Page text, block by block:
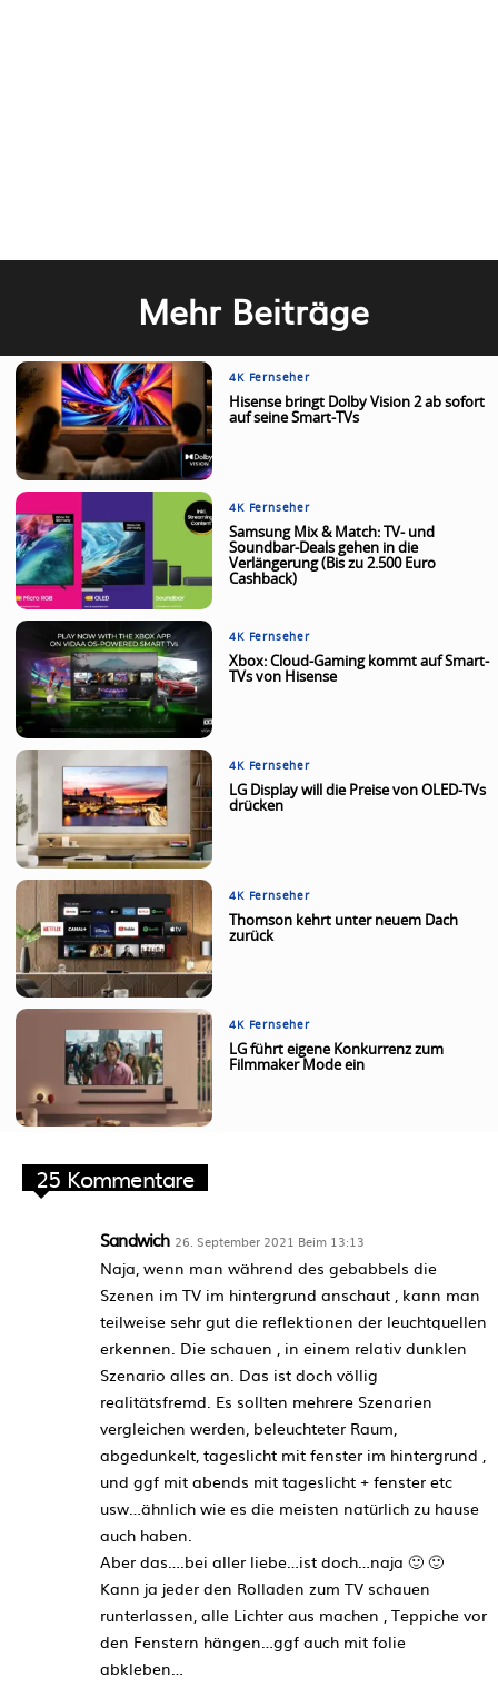
Mehr Beiträge
4K Fernseher
Hisense bringt Dolby Vision 2 ab sofort
auf seine Smart-TVs
4K Fernseher
Samsung Mix & Match: TV- und
Soundbar-Deals gehen in die
Verlängerung (Bis zu 2.500 Euro
Cashback)
4K Fernseher
Xbox: Cloud-Gaming kommt auf Smart-
TVs von Hisense
4K Fernseher
LG Display will die Preise von OLED-TVs
drücken
4K Fernseher
Thomson kehrt unter neuem Dach
zurück
4K Fernseher
LG führt eigene Konkurrenz zum
Filmmaker Mode ein
25 Kommentare
Sandwich 26. September 2021 Beim 13:13
Naja, wenn man während des gebabbels die
Szenen im TV im hintergrund anschaut , kann man
teilweise sehr gut die reflektionen der leuchtquellen
erkennen. Die schauen , in einem relativ dunklen
Szenario alles an. Das ist doch völlig
realitätsfremd. Es sollten mehrere Szenarien
vergleichen werden, beleuchteter Raum,
abgedunkelt, tageslicht mit fenster im hintergrund ,
und ggf mit abends mit tageslicht + fenster etc
usw…ähnlich wie es die meisten natürlich zu hause
auch haben.
Aber das….bei aller liebe…ist doch…naja 🙂 🙂
Kann ja jeder den Rolladen zum TV schauen
runterlassen, alle Lichter aus machen , Teppiche vor
den Fenstern hängen…ggf auch mit folie
abkleben…